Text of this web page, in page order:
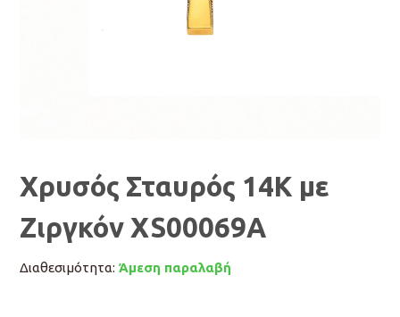
Χρυσός Σταυρός 14Κ με
Ζιργκόν XS00069A
Διαθεσιμότητα: Άμεση παραλαβή